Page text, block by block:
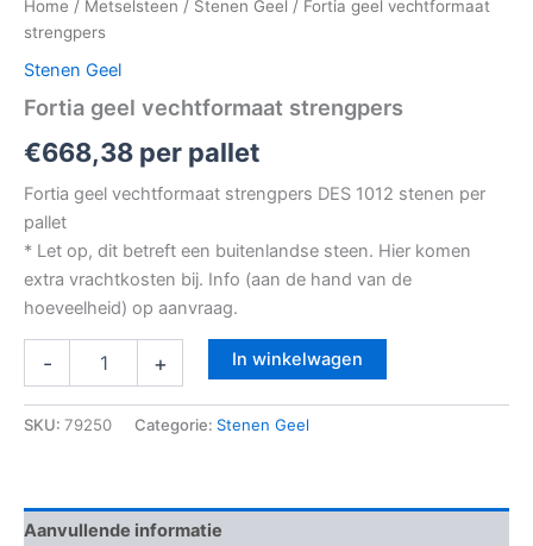
Home / Metselsteen / Stenen Geel / Fortia geel vechtformaat
strengpers
Stenen Geel
Fortia geel vechtformaat strengpers
€668,38 per pallet
Fortia geel vechtformaat strengpers DES 1012 stenen per
pallet
* Let op, dit betreft een buitenlandse steen. Hier komen
extra vrachtkosten bij. Info (aan de hand van de
hoeveelheid) op aanvraag.
- + In winkelwagen
SKU: 79250 Categorie: Stenen Geel
Aanvullende informatie